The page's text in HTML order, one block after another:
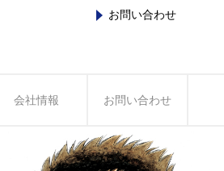
お問い合わせ
会社情報 お問い合わせ